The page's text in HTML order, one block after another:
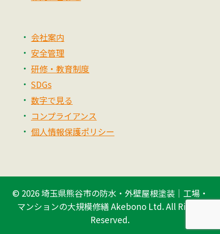
会社案内
安全管理
研修・教育制度
SDGs
数字で見る
コンプライアンス
個人情報保護ポリシー
© 2026埼玉県熊谷市の防水・外壁屋根塗装｜工場・
マンションの大規模修繕 Akebono Ltd.All Rights
Reserved.